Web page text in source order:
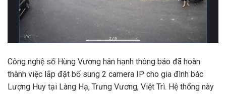
Công nghệ số Hùng Vương hân hạnh thông báo đã hoàn
thành việc lắp đặt bổ sung 2 camera IP cho gia đình bác
Lượng Huy tại Làng Hạ, Trưng Vương, Việt Trì. Hệ thống này